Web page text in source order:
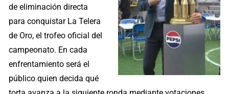
de eliminación directa
para conquistar La Telera
de Oro, el trofeo oficial del
campeonato. En cada
enfrentamiento será el
público quien decida qué